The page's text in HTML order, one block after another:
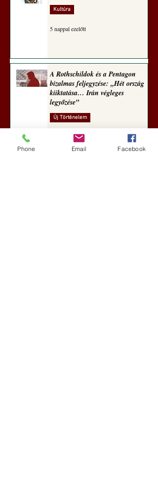
Kultúra
5 nappal ezelőtt
A Rothschildok és a Pentagon
bizalmas feljegyzése: „Hét ország
kiiktatása… Irán végleges
legyőzése”
Új Történelem
6 nappal ezelőtt
Phone Email Facebook